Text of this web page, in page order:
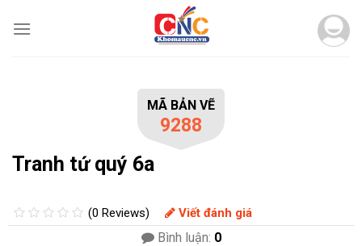
MÃ BẢN VẼ
9288
Tranh tứ quý 6a
(0 Reviews) Viết đánh giá
Bình luận: 0